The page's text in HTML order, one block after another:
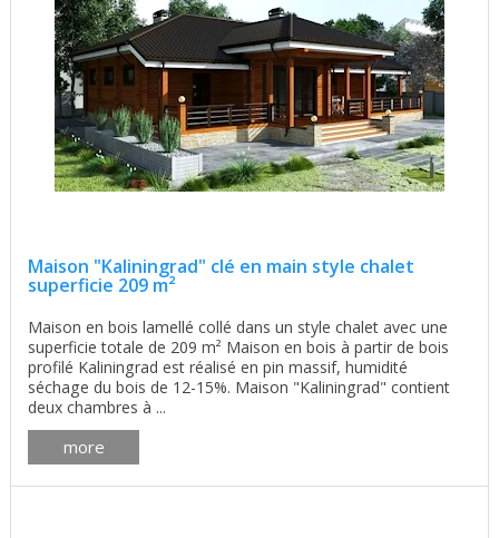
Maison "Kaliningrad" clé en main style chalet
superficie 209 m²
Maison en bois lamellé collé dans un style chalet avec une
superficie totale de 209 m² Maison en bois à partir de bois
profilé Kaliningrad est réalisé en pin massif, humidité
séchage du bois de 12-15%. Maison "Kaliningrad" contient
deux chambres à ...
more